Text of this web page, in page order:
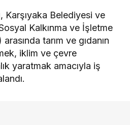
Karşıyaka Belediyesi ve
Kalkınma ve İşletme
tarım ve gıdanın
iklim ve çevre
yaratmak amacıyla iş